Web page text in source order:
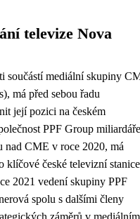
televize Nova
součástí mediální skupiny
má před sebou řadu
její pozici na českém
PPF Group miliardáře
nad CME v roce 2020, má
klíčové české televizní
2021 vedení skupiny PPF
spolu s dalšími členy
záměrů v mediálním